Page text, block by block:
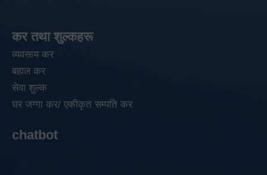
कर तथा शुल्कहरू
व्यवसाय कर
बहाल कर
सेवा शुल्क
घर जग्गा कर/ एकीकृत सम्पति कर
chatbot